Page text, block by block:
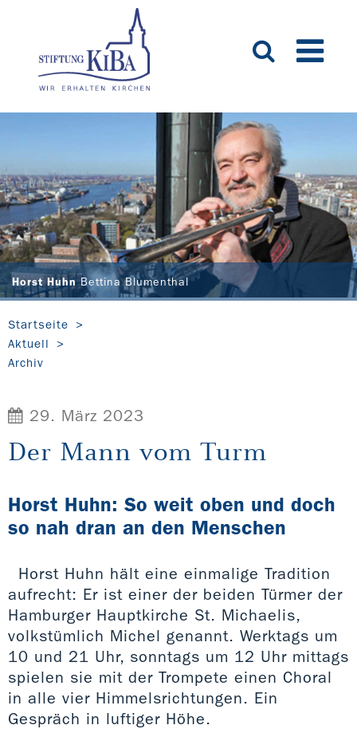
Horst HuhnBettina Blumenthal
Startseite
Aktuell
Archiv
29. März 2023
Der Mann vom Turm
Horst Huhn: So weit oben und doch
so nah dran an den Menschen
Horst Huhn hält eine einmalige Tradition
aufrecht: Er ist einer der beiden Türmer der
Hamburger Hauptkirche St. Michaelis,
volkstümlich Michel genannt. Werktags um
10 und 21 Uhr, sonntags um 12 Uhr mittags
spielen sie mit der Trompete einen Choral
in alle vier Himmelsrichtungen. Ein
Gespräch in luftiger Höhe.